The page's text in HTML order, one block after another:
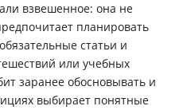
взвешенное: она не
планировать
статьи и
или учебных
заранее обосновывать и
выбирает понятные